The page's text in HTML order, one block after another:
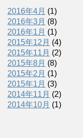
2016年4月 (1)
2016年3月 (8)
2016年1月 (1)
2015年12月 (4)
2015年11月 (2)
2015年8月 (8)
2015年2月 (1)
2015年1月 (3)
2014年11月 (2)
2014年10月 (1)